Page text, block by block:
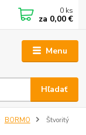
Menu
Hľadať
0 ks
za 0,00 €
BORMO
Štvoritý